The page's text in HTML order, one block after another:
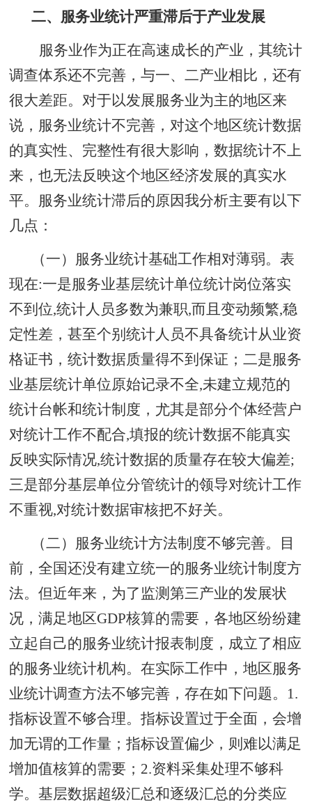
二、服务业统计严重滞后于产业发展
服务业作为正在高速成长的产业，其统计
调查体系还不完善，与一、二产业相比，还有
很大差距。对于以发展服务业为主的地区来
说，服务业统计不完善，对这个地区统计数据
的真实性、完整性有很大影响，数据统计不上
来，也无法反映这个地区经济发展的真实水
平。服务业统计滞后的原因我分析主要有以下
几点：
（一）服务业统计基础工作相对薄弱。表
现在:一是服务业基层统计单位统计岗位落实
不到位,统计人员多数为兼职,而且变动频繁,稳
定性差，甚至个别统计人员不具备统计从业资
格证书，统计数据质量得不到保证；二是服务
业基层统计单位原始记录不全,未建立规范的
统计台帐和统计制度，尤其是部分个体经营户
对统计工作不配合,填报的统计数据不能真实
反映实际情况,统计数据的质量存在较大偏差;
三是部分基层单位分管统计的领导对统计工作
不重视,对统计数据审核把不好关。
（二）服务业统计方法制度不够完善。目
前，全国还没有建立统一的服务业统计制度方
法。但近年来，为了监测第三产业的发展状
况，满足地区GDP核算的需要，各地区纷纷建
立起自己的服务业统计报表制度，成立了相应
的服务业统计机构。在实际工作中，地区服务
业统计调查方法不够完善，存在如下问题。1.
指标设置不够合理。指标设置过于全面，会增
加无谓的工作量；指标设置偏少，则难以满足
增加值核算的需要；2.资料采集处理不够科
学。基层数据超级汇总和逐级汇总的分类应